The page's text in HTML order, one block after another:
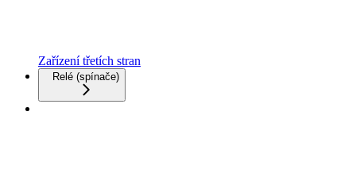
Zařízení třetích stran
Relé (spínače)